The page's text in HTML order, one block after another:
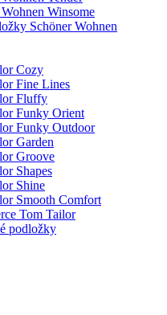
Winsome
Schöner Wohnen
Cozy
Fine Lines
Fluffy
Funky Orient
Funky Outdoor
Garden
Groove
Shapes
Shine
Smooth Comfort
Tom Tailor
podložky